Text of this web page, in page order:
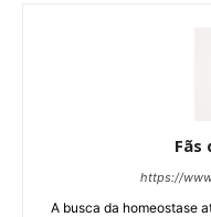
Fãs
https://
A busca da homeostase